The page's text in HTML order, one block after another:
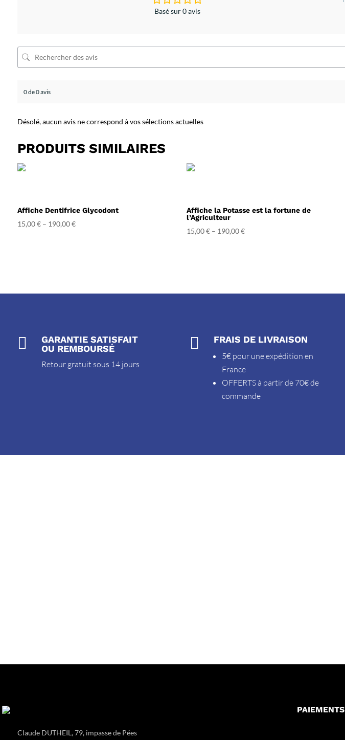
Basé sur 0 avis
0 de 0 avis
Désolé, aucun avis ne correspond à vos sélections actuelles
PRODUITS SIMILAIRES
Affiche Dentifrice Glycodont
15,00€– 190,00€
Affiche la Potasse est la fortune de
l’Agriculteur
15,00€– 190,00€

GARANTIE SATISFAIT
OU REMBOURSÉ
Retour gratuit sous 14 jours
 FRAIS DE LIVRAISON
5€ pour une expédition en
France
OFFERTS à partir de 70€ de
commande
Claude DUTHEIL, 79, impasse de Pées
PAIEMENTS